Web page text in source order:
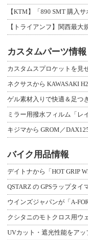
【KTM】「890 SMT 購入
カスタムパーツ情報
ネクサスから KAWASAKI
キジマから GROM／
バイク用品情報
デイトナから「HOT GRIP
QSTARZ の GPSラップタ
ウインズジャパンが「A-